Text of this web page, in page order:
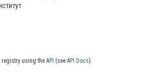
using the API (see API Docs).